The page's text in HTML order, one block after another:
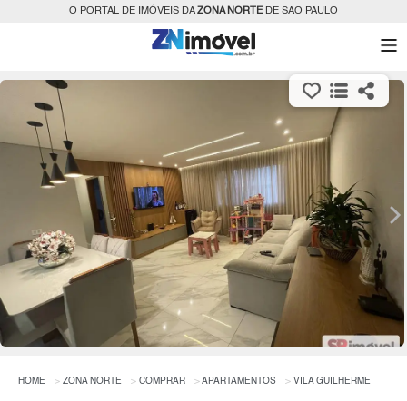
O PORTAL DE IMÓVEIS DAZONA NORTEDE SÃO PAULO
HOME ZONA NORTE COMPRAR APARTAMENTOS VILA GUILHERME